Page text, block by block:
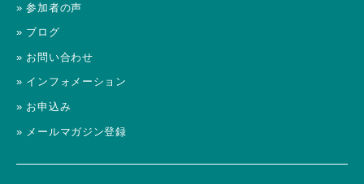
» 参加者の声
» ブログ
» お問い合わせ
» インフォメーション
» お申込み
» メールマガジン登録